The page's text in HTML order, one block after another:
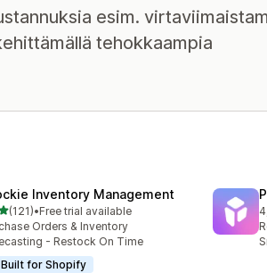
esim.
tehokkaampia
Inventory Management
5 tähteä
(121)
arvostelua yhteensä
•Free trial available
Orders & Inventory
- Restock On Time
Built for Shopify